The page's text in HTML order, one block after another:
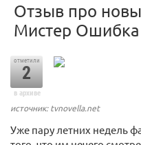
Отзыв про
Мистер Ошибка
отметили
2
в архиве
источник: tvnovella.net
Уже пару летних недель